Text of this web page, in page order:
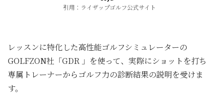
引用：ライザップゴルフ公式サイト
レッスンに特化した高性能ゴルフシミュレーターの
GOLFZON社「GDR 」を使って、実際にショットを打ち
専属トレーナーからゴルフ力の診断結果の説明を受けま
す。